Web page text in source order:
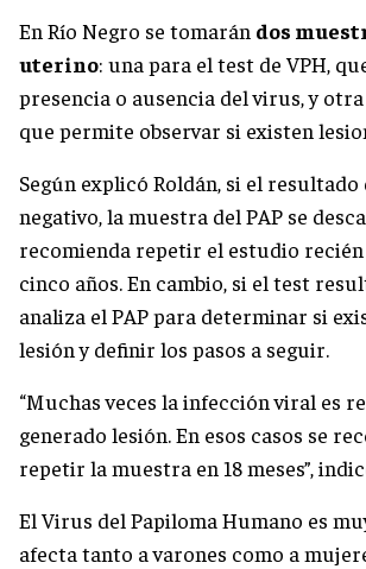
En Río Negro se tomarán dos
uterino: una para el test de VPH,
presencia o ausencia del virus, y otra
que permite observar si existen
Según explicó Roldán, si el resultado
negativo, la muestra del PAP se
recomienda repetir el estudio
cinco años. En cambio, si el test
analiza el PAP para determinar si
lesión y definir los pasos a seguir.
“Muchas veces la infección viral es
generado lesión. En esos casos se
repetir la muestra en 18 meses”,
El Virus del Papiloma Humano es
afecta tanto a varones como a